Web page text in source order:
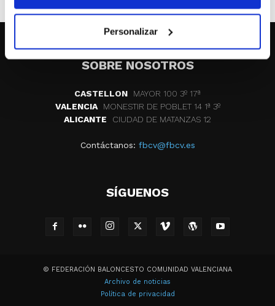
Personalizar
SOBRE NOSOTROS
CASTELLON
MAYOR 100 3º 17ª
VALENCIA
MONESTIR DE POBLET 14 1ª 3º
ALICANTE
CIUDAD DE MATANZAS 12
Contáctanos: fbcv@fbcv.es
SÍGUENOS
© FEDERACIÓN BALONCESTO COMUNIDAD VALENCIANA
Archivo de noticias
Política de privacidad